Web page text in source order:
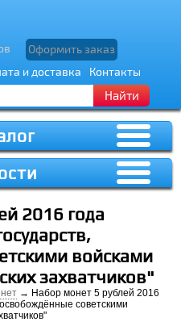
и доставка Контакты
Найти
Оформить заказ
2016 года
войсками
захватчиков"
→ Набор монет 5 рублей 2016
советскими